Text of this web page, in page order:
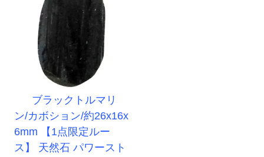
ブラックトルマリ
ン/カボション/約26x16x
6mm 【1点限定ルー
ス】 天然石 パワースト